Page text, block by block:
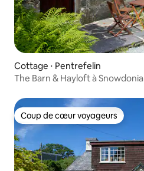
Cottage ⋅ Pentrefelin
The Barn & Hayloft à Snowdonia
Coup de cœur voyageurs
Coup de cœur voyageurs